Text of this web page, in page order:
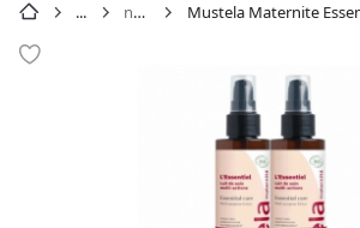
na rozstępy Mustela Maternite Essential Care Multifunkcyjne